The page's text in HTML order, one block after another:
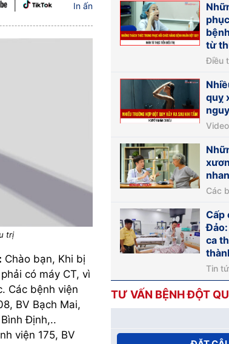
In ấn
trị
Chào bạn, Khi bị
có máy CT, vì
Các bệnh viện
BV Bạch Mai,
Định,..
viện 175, BV
từ
Điều
quỵ
Video
Các
Cấp
Đảo:
ca
Tin
TƯ VẤN BỆNH ĐỘT